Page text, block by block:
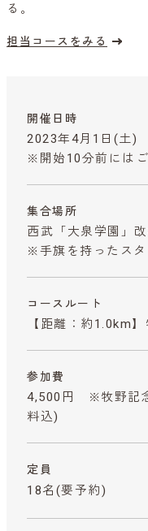
る。
担当コースをみる
開催日時
2023年4月1日(土)
※開始10分前にはご
集合場所
西武「大泉学園」
※手旗を持ったスタ
コースルート
【距離：約1.0km
参加費
4,500円 ※牧野記
料込)
定員
18名(要予約)